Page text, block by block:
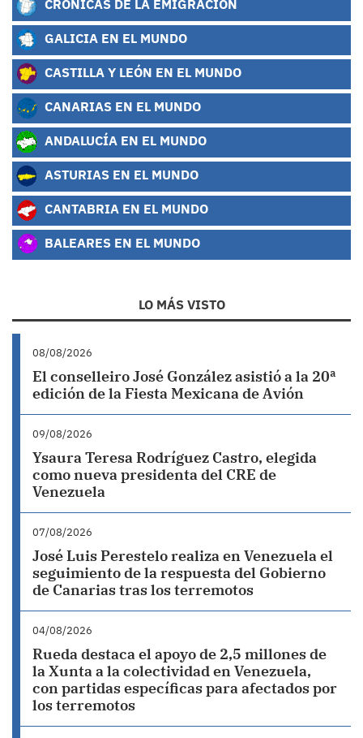
CRÓNICAS DE LA EMIGRACIÓN
GALICIA EN EL MUNDO
CASTILLA Y LEÓN EN EL MUNDO
CANARIAS EN EL MUNDO
ANDALUCÍA EN EL MUNDO
ASTURIAS EN EL MUNDO
CANTABRIA EN EL MUNDO
BALEARES EN EL MUNDO
LO MÁS VISTO
08/08/2026
El conselleiro José González asistió a la 20ª
edición de la Fiesta Mexicana de Avión
09/08/2026
Ysaura Teresa Rodríguez Castro, elegida
como nueva presidenta del CRE de
Venezuela
07/08/2026
José Luis Perestelo realiza en Venezuela el
seguimiento de la respuesta del Gobierno
de Canarias tras los terremotos
04/08/2026
Rueda destaca el apoyo de 2,5 millones de
la Xunta a la colectividad en Venezuela,
con partidas específicas para afectados por
los terremotos